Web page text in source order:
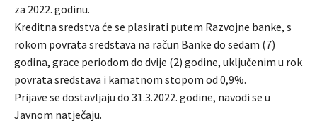
za 2022. godinu.
Kreditna sredstva će se plasirati putem Razvojne banke, s
rokom povrata sredstava na račun Banke do sedam (7)
godina, grace periodom do dvije (2) godine, uključenim u rok
povrata sredstava i kamatnom stopom od 0,9%.
Prijave se dostavljaju do 31.3.2022. godine, navodi se u
Javnom natječaju.